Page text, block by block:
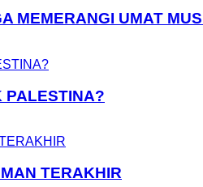
MEMERANGI UMAT
PALESTINA?
TERAKHIR